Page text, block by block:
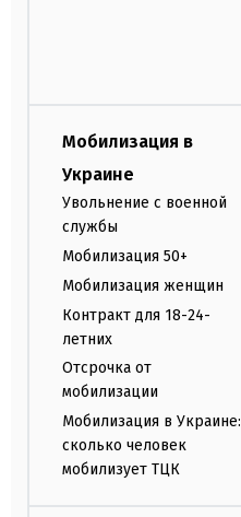
Мобилизация в
Украине
Увольнение с военной
службы
Мобилизация 50+
Мобилизация женщин
Контракт для 18-24-
летних
Отсрочка от
мобилизации
Мобилизация в Украине:
сколько человек
мобилизует ТЦК